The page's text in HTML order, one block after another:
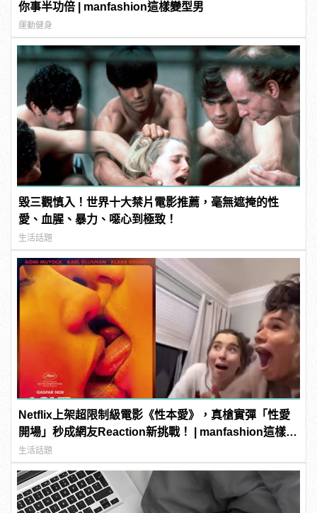
你事半功倍 | manfashion這樣變型男
運動健身
毀三觀慎入！世界十大禁片電影推薦，毫無遮掩的性
愛、血腥、暴力、噁心到極致！
生活話題
Netflix上架超限制級電影《性本愛》，真槍實彈「性愛
開場」秒成網友Reaction新挑戰！ | manfashion這樣變
型男
生活話題